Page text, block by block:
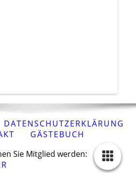
DATENSCHUTZERKLÄRUNG
GÄSTEBUCH
Sie Mitglied werden: